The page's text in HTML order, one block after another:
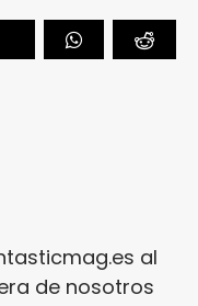
al
de nosotros